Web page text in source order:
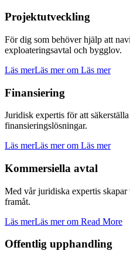
Projektutveckling
För dig som behöver hjälp att
exploateringsavtal och bygglov.
Läs merLäs mer om Läs mer
Finansiering
Juridisk expertis för att
finansieringslösningar.
Läs merLäs mer om Läs mer
Kommersiella avtal
Med vår juridiska expertis
framåt.
Läs merLäs mer om Read More
Offentlig upphandling